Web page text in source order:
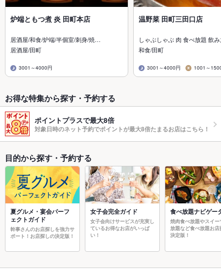
炉端ともつ煮 炎 田町本店
居酒屋/和食/炉端/半個室/刺身/焼…
居酒屋/田町
3001～4000円
温野菜 田町三田口店
しゃぶしゃぶ 肉 食べ放題 飲
和食/田町
3001～4000円 1001～
お得な特集から探す・予約する
ポイントプラスで最大8倍
対象日時のネット予約でポイントが最大8倍たまるお店はこちら！
目的から探す・予約する
夏グルメ・宴会パーフ
ェクトガイド
幹事さんのお店探しを強力サ
ポート！お店探しの決定版！
女子会完全ガイド
女子会向けサービスが充実し
ているお得なお店がいっぱ
い！
食べ放題ナビゲー
焼肉食べ放題やスイー
放題など食べ放題お店
決定版！